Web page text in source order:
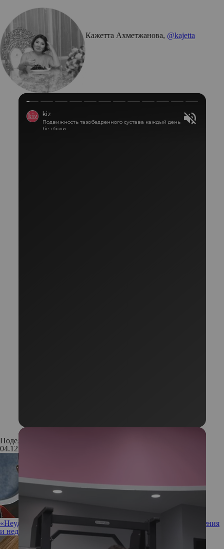
Кажетта Ахметжанова, @kajetta
Поделиться:
04.12.2020
«Неудачник в любви»: почему распались очередные отношения
и недолгий брак Джошуа Джексона